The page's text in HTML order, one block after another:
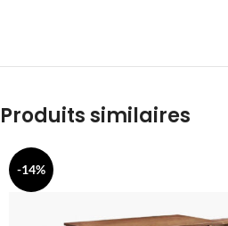
Produits similaires
-14%